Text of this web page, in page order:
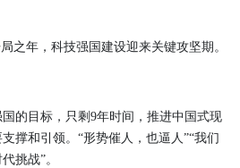
年，科技强国建设迎来关键攻坚期。
的目标，只剩9年时间，推进中国式现
撑和引领。“形势催人，也逼人”“我们
挑战”。